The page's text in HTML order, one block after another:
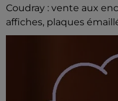
Coudray : vente aux
affiches, plaques